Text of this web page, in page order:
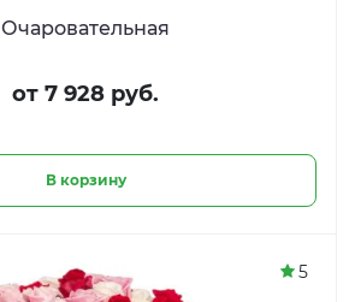
Очаровательная
от 7 928 руб.
В корзину
5